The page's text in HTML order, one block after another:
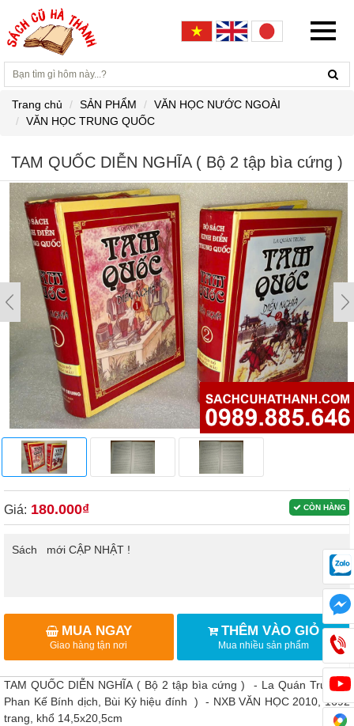
Trang chủ SẢN PHẨM
VĂN HỌC NƯỚC NGOÀI
VĂN HỌC TRUNG QUỐC
TAM QUỐC DIỄN NGHĨA ( Bộ 2 tập bìa cứng )
CÒN HÀNG
Giá: 180.000₫
Sách mới CẬP NHẬT !
MUA NGAY
Giao hàng tận nơi
THÊM VÀO GIỎ
Mua nhiều sản phẩm
TAM QUỐC DIỄN NGHĨA ( Bộ 2 tập bìa cứng ) - La Quán Trung (
Phan Kế Bính dịch, Bùi Kỷ hiệu đính ) - NXB VĂN HỌC 2010, 1692
trang, khổ 14,5x20,5cm